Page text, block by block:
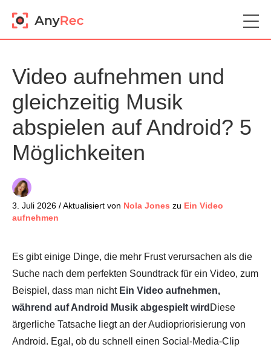
Video aufnehmen und
gleichzeitig Musik
abspielen auf Android? 5
Möglichkeiten
3. Juli 2026 / Aktualisiert von Nola Jones zu Ein Video
aufnehmen
Es gibt einige Dinge, die mehr Frust verursachen als die
Suche nach dem perfekten Soundtrack für ein Video, zum
Beispiel, dass man nicht Ein Video aufnehmen,
während auf Android Musik abgespielt wird Diese
ärgerliche Tatsache liegt an der Audiopriorisierung von
Android. Egal, ob du schnell einen Social-Media-Clip